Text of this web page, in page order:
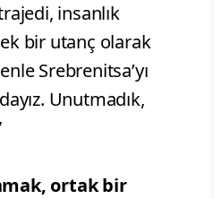
insanlık
bir utanç olarak
Srebrenitsa’yı
Unutmadık,
ortak bir